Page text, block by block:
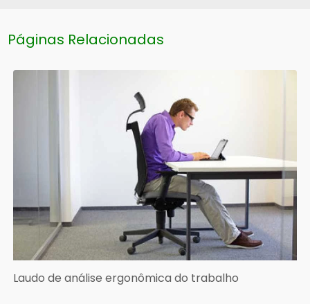
Páginas Relacionadas
Laudo de análise ergonômica do trabalho